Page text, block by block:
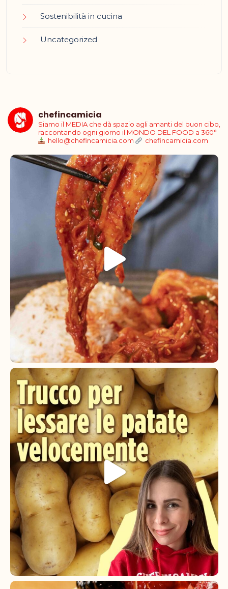
Sostenibilità in cucina
Uncategorized
chefincamicia
Siamo il MEDIA che dà spazio agli amanti del buon cibo,
raccontando ogni giorno il MONDO DEL FOOD a 360°
hello@chefincamicia.com
chefincamicia.com